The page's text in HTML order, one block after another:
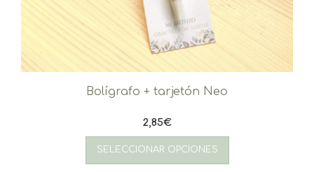
Bolígrafo + tarjetón Neo
2,85€
SELECCIONAR OPCIONES